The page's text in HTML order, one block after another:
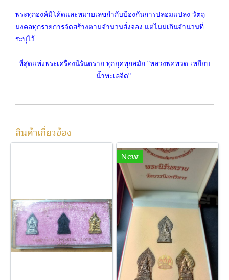
พระทุกองค์มีโค้ดและหมายเลขกำกับป้องกันการปลอมแปลง วัตถุ
มงคลทุกรายการจัดสร้างตามจำนวนสั่งจอง แต่ไมม่เกินจำนวนที่
ระบุไว้
ที่สุดแห่งพระเครื่องนิรันตราย ทุกยุคทุกสมัย "หลวงพ่อทวด เหยียบ
น้ำทะเลจืด"
สินค้าเกี่ยวข้อง
New